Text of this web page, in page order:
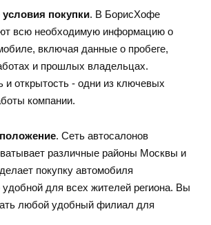
покупки. В БорисХофе
всю необходимую информацию о
включая данные о пробеге,
и прошлых владельцах.
и открытость - одни из ключевых
компании.
. Сеть автосалонов
различные районы Москвы и
покупку автомобиля
для всех жителей региона. Вы
любой удобный филиал для